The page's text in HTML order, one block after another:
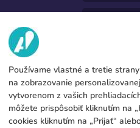
MY
Továreň
Kontakt
Blog
SLUŽBY
Formy platby
Výroba a preprava
PRÁVNE ÚDAJE
Právne upozornenie
Používame vlastné a tretie
na zobrazovanie
vytvorenom z vašich
môžete prispôsobiť kliknutím na
cookies kliknutím na „Prijať“